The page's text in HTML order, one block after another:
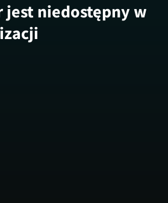
jest niedostępny w